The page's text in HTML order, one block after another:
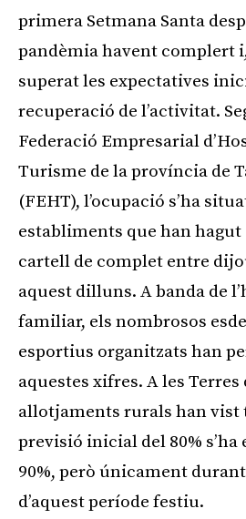
primera Setmana Santa
pandèmia havent complert
superat les expectatives
recuperació de l’activitat.
Federació Empresarial
Turisme de la província de
(FEHT), l’ocupació s’ha
establiments que han hagut
cartell de complet entre
aquest dilluns. A banda de
familiar, els nombrosos
esportius organitzats han
aquestes xifres. A les Terres
allotjaments rurals han vist
previsió inicial del 80%
90%, però únicament
d’aquest període festiu.